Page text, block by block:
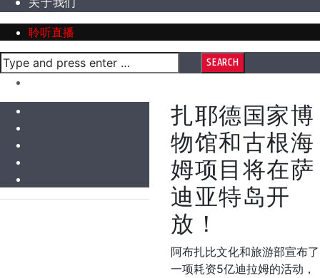
聆听直播
扎耶德国家博
物馆和古根海
姆项目 将在萨
迪亚特岛开
放！
阿布扎比文化和旅游部宣布了
一项耗资5亿迪拉姆的活动，